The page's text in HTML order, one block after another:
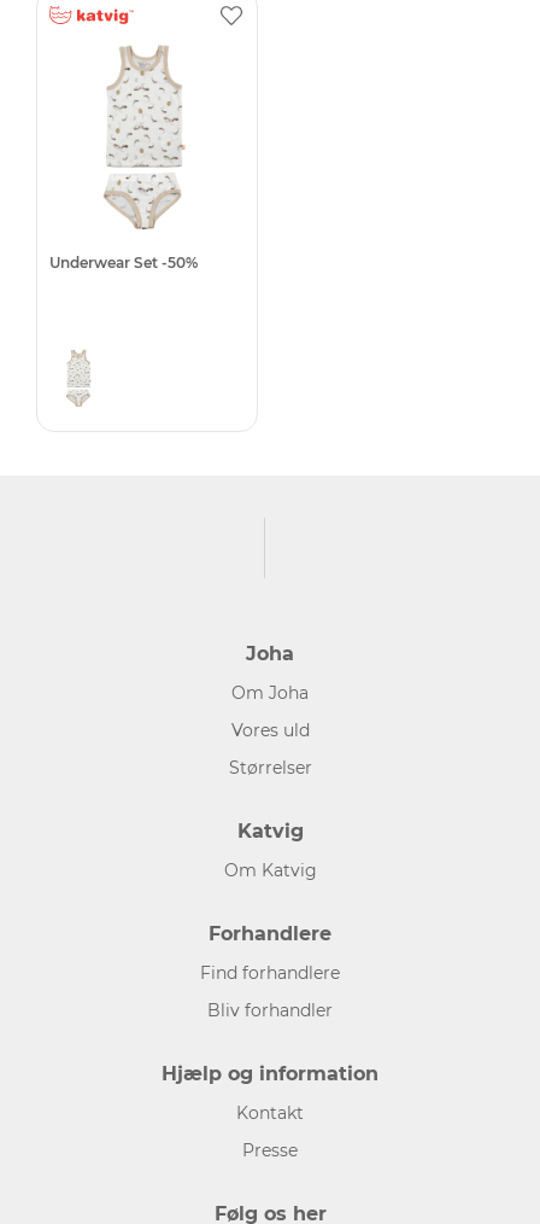
Underwear Set -50%
Joha
Om Joha
Vores uld
Størrelser
Katvig
Om Katvig
Forhandlere
Find forhandlere
Bliv forhandler
Hjælp og information
Kontakt
Presse
Følg os her